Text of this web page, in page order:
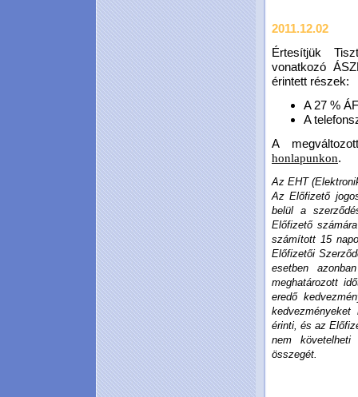
2011.12.02
Értesítjük
vonatkozó
érintett részek:
A 27 %
A
A
honlapunkon.
Az EHT
Az Előfizető
belül a
Előfizető
számított 15
Előfizetői
esetben
meghatározott
eredő
érinti, és az
nem követelheti
összegét.